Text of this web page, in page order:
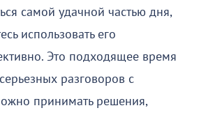
самой удачной частью дня,
использовать его
Это подходящее время
разговоров с
принимать решения,